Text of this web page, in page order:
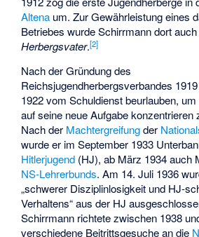
Altena um. Zur Gewährleistung eines
Betriebes wurde Schirrmann dort
Herbergsvater.[2]
Nach der Gründung des
Reichsjugendherbergsverbandes
1922 vom Schuldienst beurlauben,
auf seine neue Aufgabe konzentrieren
Nach der Machtergreifungder
wurde er im September 1933
Hitlerjugend (HJ), ab März 1934 auch
NS-Lehrerbunds. Am 14. Juli 1936
„schwerer Disziplinlosigkeit und HJ-
Verhaltens“ aus der HJ
Schirrmann richtete zwischen 1938
verschiedene Beitrittsgesuche an die